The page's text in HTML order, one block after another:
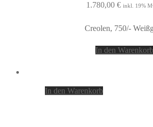
1.780,00 € inkl. 19%
Creolen, 750/-
In den Warenkorb
In den Warenkorb